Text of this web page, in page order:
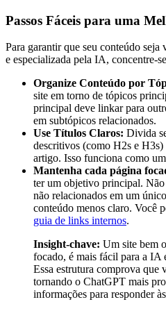
Passos Fáceis para uma
Para garantir que seu conteúdo
e especializada pela IA, concentre-
Organize Conteúdo por
site em torno de tópicos
principal deve linkar para
em subtópicos relacionados.
Use Títulos Claros: Divida
descritivos (como H2s e
artigo. Isso funciona como
Mantenha cada página
ter um objetivo principal.
não relacionados em um
conteúdo menos claro. Você
guia de links internos.
Insight-chave: Um site bem
focado, é mais fácil para a IA
Essa estrutura comprova que
tornando o ChatGPT mais
informações para responder